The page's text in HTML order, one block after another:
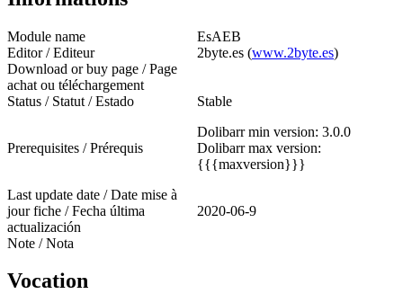
Module name
EsAEB
Editor / Editeur
2byte.es (www.2byte.es)
Download or buy page / Page
achat ou téléchargement
Status / Statut / Estado
Stable
Prerequisites / Prérequis
Dolibarr min version: 3.0.0
Dolibarr max version:
{{{maxversion}}}
Last update date / Date mise à
jour fiche / Fecha última
actualización
2020-06-9
Note / Nota
Vocation